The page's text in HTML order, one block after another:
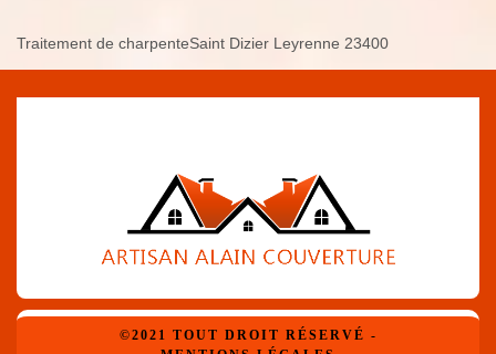
Traitement de charpenteSaint Dizier Leyrenne 23400
©2021 TOUT DROIT RÉSERVÉ -